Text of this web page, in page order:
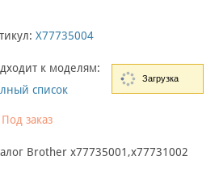
X77735004
к моделям:
список
Под заказ
Brother x77735001,x77731002
Загрузка